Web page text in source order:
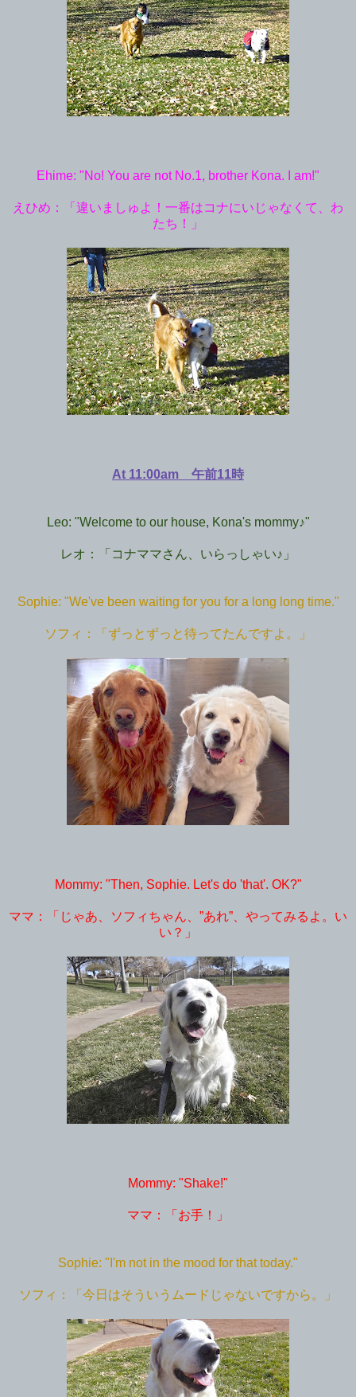
Ehime: "No! You are not No.1, brother Kona. I am!"
えひめ：「違いましゅよ！一番はコナにいじゃなくて、わ
たち！」
At 11:00am 午前11時
Leo: "Welcome to our house, Kona's mommy♪"
レオ：「コナママさん、いらっしゃい♪」
Sophie: "We've been waiting for you for a long long time."
ソフィ：「ずっとずっと待ってたんですよ。」
Mommy: "Then, Sophie. Let's do 'that'. OK?"
ママ：「じゃあ、ソフィちゃん、”あれ”、やってみるよ。い
い？」
Mommy: "Shake!"
ママ：「お手！」
Sophie: "I'm not in the mood for that today."
ソフィ：「今日はそういうムードじゃないですから。」